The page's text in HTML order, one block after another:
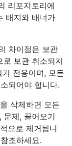
리포지토리에
배지와 배너가
차이점은 보관
보관 취소되지
전용이며, 모든
되어야 합니다.
삭제하면 모든
문제, 끌어오기
으로 제거됩니
조하세요.